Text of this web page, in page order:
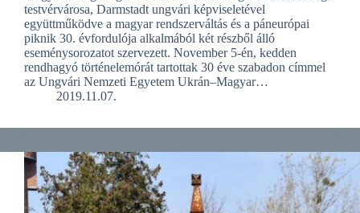
testvérvárosa, Darmstadt ungvári képviseletével
együttműködve a magyar rendszerváltás és a páneurópai
piknik 30. évfordulója alkalmából két részből álló
eseménysorozatot szervezett. November 5-én, kedden
rendhagyó történelemórát tartottak 30 éve szabadon címmel
az Ungvári Nemzeti Egyetem Ukrán–Magyar…
2019.11.07.